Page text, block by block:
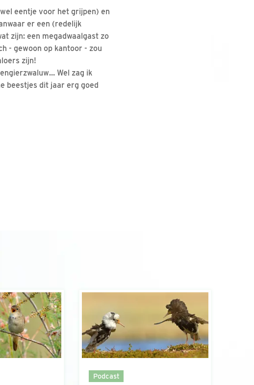
eentje voor het grijpen) en
er een (redelijk
zijn: een megadwaalgast zo
- gewoon op kantoor - zou
zijn!
Wel zag ik
beestjes dit jaar erg goed
Podcast